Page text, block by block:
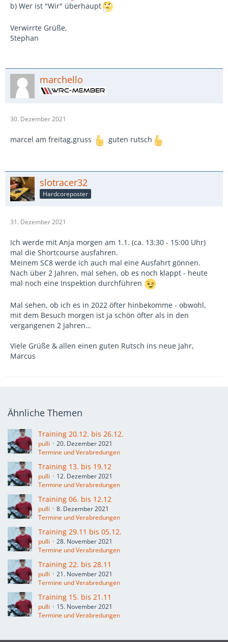
b) Wer ist "Wir" überhaupt
Verwirrte Grüße,
Stephan
marchello
30. Dezember 2021
marcel am freitag,gruss guten rutsch
slotracer32
Hardcoreposter
31. Dezember 2021
Ich werde mit Anja morgen am 1.1. (ca. 13:30 - 15:00 Uhr)
mal die Shortcourse ausfahren.
Meinem SC8 werde ich auch mal eine Ausfahrt gönnen.
Nach über 2 Jahren, mal sehen, ob es noch klappt - heute
mal noch eine Inspektion durchführen
Mal sehen, ob ich es in 2022 öfter hinbekomme - obwohl,
mit dem Besuch morgen ist ja schön öfter als in den
vergangenen 2 Jahren…
Viele Grüße & allen einen guten Rutsch ins neue Jahr,
Marcus
Ähnliche Themen
Training 20.12. bis 26.12.
pulli
20. Dezember 2021
Termine und Verabredungen
Training 13. bis 19.12
pulli
12. Dezember 2021
Termine und Verabredungen
Training 06. bis 12.12
pulli
8. Dezember 2021
Termine und Verabredungen
Training 29.11 bis 05.12.
pulli
28. November 2021
Termine und Verabredungen
Training 22. bis 28.11
pulli
21. November 2021
Termine und Verabredungen
Training 15. bis 21.11
pulli
15. November 2021
Termine und Verabredungen